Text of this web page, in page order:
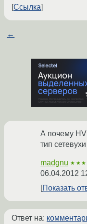
Ссылка
←
А почему
тип
madgnu
06.04.2012
Показать
Ответ на: